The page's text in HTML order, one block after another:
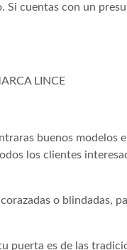
cuentas con un
LINCE
buenos modelos
los clientes
o blindadas,
puerta es de las